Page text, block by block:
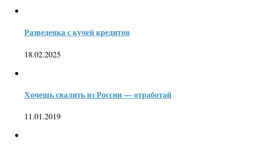
Разведенка с кучей кредитов
18.02.2025
Хочешь свалить из России — отработай
11.01.2019